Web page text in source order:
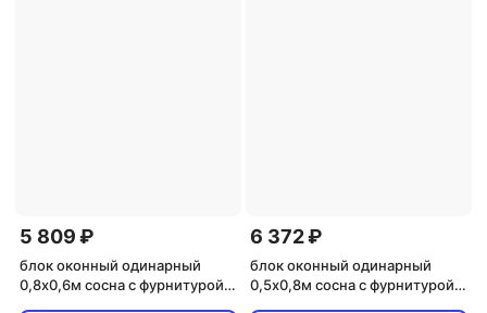
5 809 ₽
блок оконный одинарный
0,8х0,6м сосна с фурнитурой
6 372 ₽
блок оконный одинарный
0,5х0,8м сосна с фурнитурой